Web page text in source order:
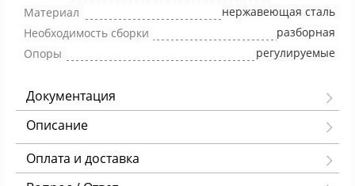
Материал
нержавеющая сталь
Необходимость сборки
разборная
Опоры
регулируемые
Документация
Описание
Оплата и доставка